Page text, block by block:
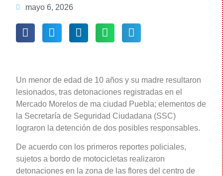
mayo 6, 2026
Un menor de edad de 10 años y su madre resultaron
lesionados, tras detonaciones registradas en el
Mercado Morelos de ma ciudad Puebla; elementos de
la Secretaría de Seguridad Ciudadana (SSC)
lograron la detención de dos posibles responsables.
De acuerdo con los primeros reportes policiales,
sujetos a bordo de motocicletas realizaron
detonaciones en la zona de las flores del centro de